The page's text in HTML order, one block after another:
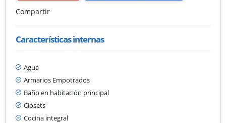
Compartir
Características internas
Agua
Armarios Empotrados
Baño en habitación principal
Clósets
Cocina integral